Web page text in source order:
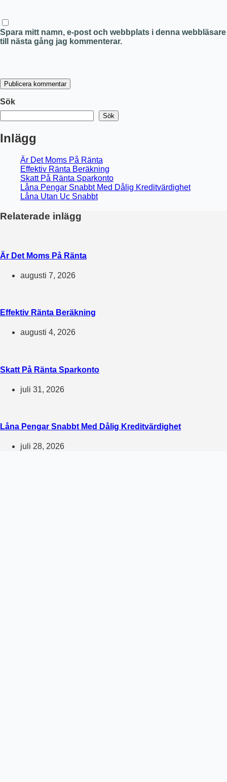
Spara mitt namn, e-post och webbplats i denna webbläsare
till nästa gång jag kommenterar.
Publicera kommentar
Sök
Sök
Inlägg
Är Det Moms På Ränta
Effektiv Ränta Beräkning
Skatt På Ränta Sparkonto
Låna Pengar Snabbt Med Dålig Kreditvärdighet
Låna Utan Uc Snabbt
Relaterade inlägg
Är Det Moms På Ränta
augusti 7, 2026
Effektiv Ränta Beräkning
augusti 4, 2026
Skatt På Ränta Sparkonto
juli 31, 2026
Låna Pengar Snabbt Med Dålig Kreditvärdighet
juli 28, 2026